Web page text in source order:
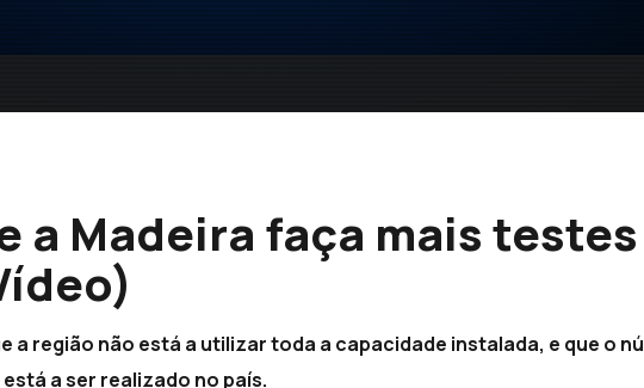
a Madeira faça mais
a região não está a utilizar toda a capacidade instalada, e que o
a ser realizado no país.